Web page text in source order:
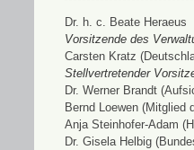
Dr. h. c. Beate Heraeus
Vorsitzende des
Carsten Kratz
Stellvertretender
Dr. Werner Brandt
Bernd Loewen (Mitglied
Anja Steinhofer-Adam
Dr. Gisela Helbig